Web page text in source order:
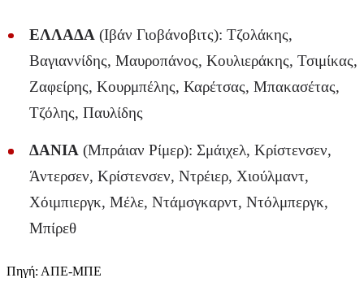
ΕΛΛΑΔΑ (Ιβάν Γιοβάνοβιτς): Τζολάκης,
Βαγιαννίδης, Μαυροπάνος, Κουλιεράκης, Τσιμίκας,
Ζαφείρης, Κουρμπέλης, Καρέτσας, Μπακασέτας,
Τζόλης, Παυλίδης
ΔΑΝΙΑ (Μπράιαν Ρίμερ): Σμάιχελ, Κρίστενσεν,
Άντερσεν, Κρίστενσεν, Ντρέιερ, Χιούλμαντ,
Χόιμπιεργκ, Μέλε, Ντάμσγκαρντ, Ντόλμπεργκ,
Μπίρεθ
Πηγή: ΑΠΕ-ΜΠΕ